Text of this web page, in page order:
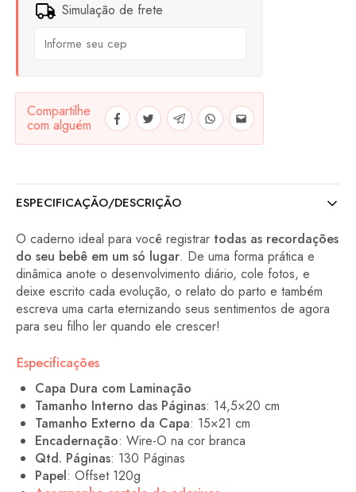
Simulação de frete
Compartilhe
com alguém
ESPECIFICAÇÃO/DESCRIÇÃO
O caderno ideal para você registrar todas as recordações
do seu bebê em um só lugar. De uma forma prática e
dinâmica anote o desenvolvimento diário, cole fotos, e
deixe escrito cada evolução, o relato do parto e também
escreva uma carta eternizando seus sentimentos de agora
para seu filho ler quando ele crescer!
Especificações
Capa Dura com Laminação
Tamanho Interno das Páginas: 14,5×20 cm
Tamanho Externo da Capa: 15×21 cm
Encadernação: Wire-O na cor branca
Qtd. Páginas: 130 Páginas
Papel: Offset 120g